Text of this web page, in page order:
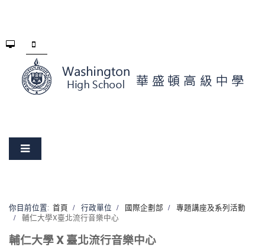
你目前位置: 首頁 行政單位 國際企劃部
專題講座及系列活動
輔仁大學X臺北流行音樂中心
輔仁大學 X 臺北流行音樂中心